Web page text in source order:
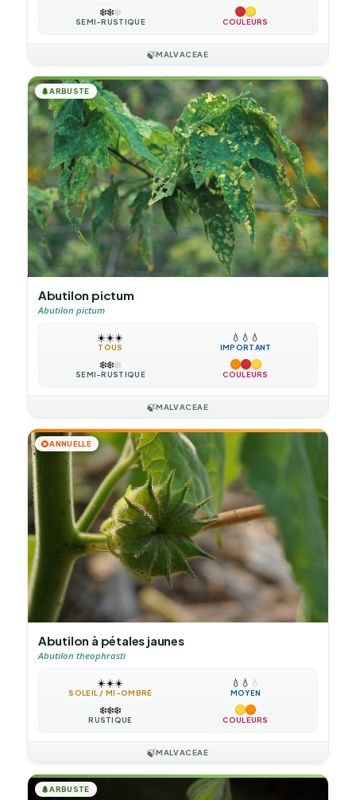
❄️❄️❄️
SEMI-RUSTIQUE COULEURS
🍃MALVACEAE
🌲ARBUSTE
Abutilon pictum
Abutilon pictum
☀️☀️☀️
TOUS
💧 💧 💧
IMPORTANT
❄️❄️❄️
SEMI-RUSTIQUE COULEURS
🍃MALVACEAE
🌻ANNUELLE
Abutilon à pétales jaunes
Abutilon theophrasti
☀️☀️☀️
SOLEIL / MI-OMBRE
💧 💧 💧
MOYEN
❄️❄️❄️
RUSTIQUE COULEURS
🍃MALVACEAE
🌲ARBUSTE